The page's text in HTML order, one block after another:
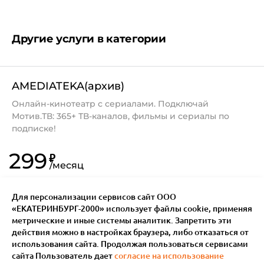
руб.
111
Другие услуги в категории
AMEDIATEKA(архив)
Онлайн-кинотеатр с сериалами. Подключай
Мотив.ТВ: 365+ ТВ-каналов, фильмы и сериалы по
подписке!
299₽
/месяц
Для персонализации сервисов сайт ООО
«ЕКАТЕРИНБУРГ-2000» использует файлы сookie, применяя
метрические и иные системы аналитик. Запретить эти
действия можно в настройках браузера, либо отказаться от
использования сайта. Продолжая пользоваться сервисами
сайта Пользователь даетсогласие на использование